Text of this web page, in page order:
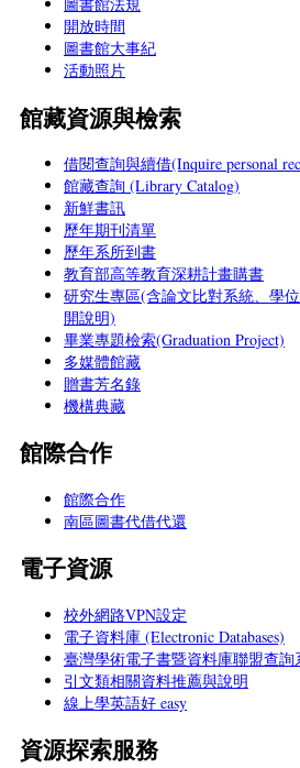
開放時間
圖書館大事紀
活動照片
館藏資源與檢索
借閱查詢與續借(Inquire personal
館藏查詢 (Library Catalog)
新鮮書訊
歷年期刊清單
歷年系所到書
教育部高等教育深耕計畫購書
研究生專區(含論文比對系統、學
開說明)
畢業專題檢索(Graduation Project)
多媒體館藏
贈書芳名錄
機構典藏
館際合作
館際合作
南區圖書代借代還
電子資源
校外網路VPN設定
電子資料庫 (Electronic Databases)
臺灣學術電子書暨資料庫聯盟查詢
引文類相關資料推薦與說明
線上學英語好 easy
資源探索服務